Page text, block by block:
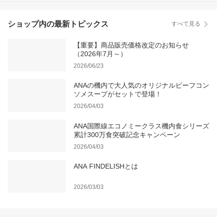
クス ご当地 飛行機 食べ
物 ギフト カレー 仕送り
ショップ内の最新トピックス すべて見る
【重要】商品販売価格改定のお知らせ
（2026年7月～）
2026/06/23
ANAの機内で大人気のオリジナルビーフコン
ソメスープがセットで登場！
2026/04/03
ANA国際線エコノミークラス機内食シリーズ
累計300万食突破記念キャンペーン
2026/04/03
ANA FINDELISHとは
2026/03/03